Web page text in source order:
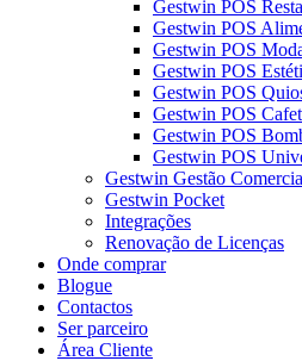
Gestwin POS
Gestwin POS
Gestwin POS
Gestwin POS
Gestwin POS
Gestwin POS
Gestwin POS
Gestwin POS
Gestwin Gestão
Gestwin Pocket
Integrações
Renovação de Licenças
Onde comprar
Blogue
Contactos
Ser parceiro
Área Cliente